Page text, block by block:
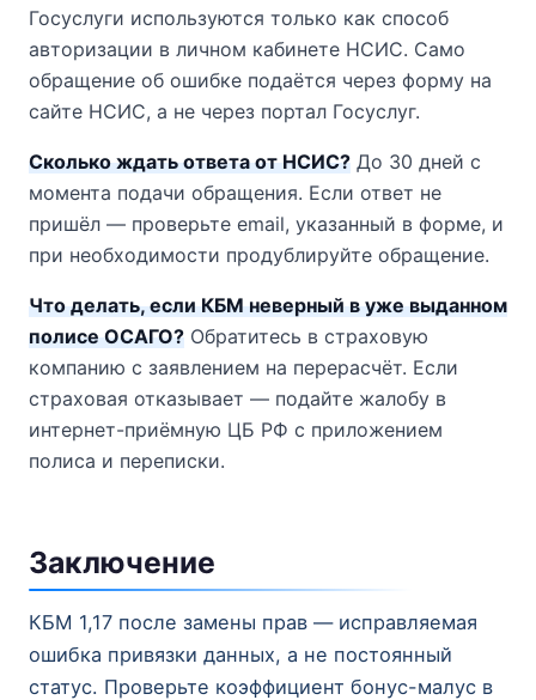
Госуслуги используются только как способ
авторизации в личном кабинете НСИС. Само
обращение об ошибке подаётся через форму на
сайте НСИС, а не через портал Госуслуг.
Сколько ждать ответа от НСИС? До 30 дней с
момента подачи обращения. Если ответ не
пришёл — проверьте email, указанный в форме, и
при необходимости продублируйте обращение.
Что делать, если КБМ неверный в уже выданном
полисе ОСАГО? Обратитесь в страховую
компанию с заявлением на перерасчёт. Если
страховая отказывает — подайте жалобу в
интернет-приёмную ЦБ РФ с приложением
полиса и переписки.
Заключение
КБМ 1,17 после замены прав — исправляемая
ошибка привязки данных, а не постоянный
статус. Проверьте коэффициент бонус-малус в